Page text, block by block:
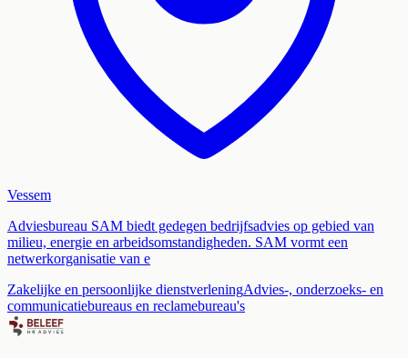
Vessem
Adviesbureau SAM biedt gedegen bedrijfsadvies op gebied van
milieu, energie en arbeidsomstandigheden. SAM vormt een
netwerkorganisatie van e
Zakelijke en persoonlijke dienstverleningAdvies-, onderzoeks- en
communicatiebureaus en reclamebureau's